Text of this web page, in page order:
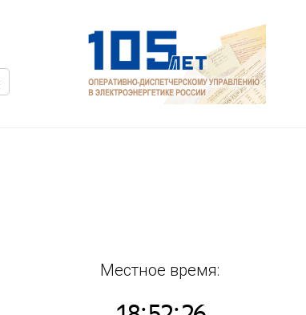
Местное время: